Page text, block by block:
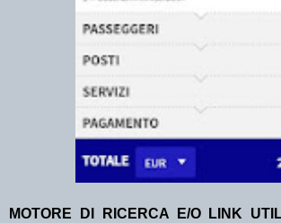
MOTORE DI RICERCA E/O LINK